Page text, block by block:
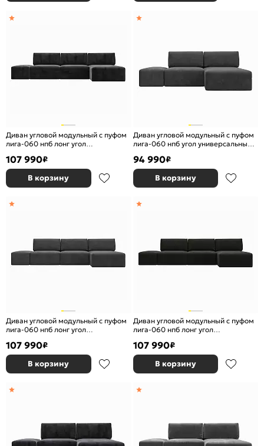
Диван угловой модульный с пуфом
лига-060 нпб лонг угол
темно-серый еврокнижка
107 990₽
В корзину
Диван угловой модульный с пуфом
лига-060 нпб угол универсальный
еврокнижка
94 990₽
В корзину
Диван угловой модульный с пуфом
лига-060 нпб лонг угол
темно-серый еврокнижка
107 990₽
В корзину
Диван угловой модульный с пуфом
лига-060 нпб лонг угол
коричневый еврокнижка
107 990₽
В корзину